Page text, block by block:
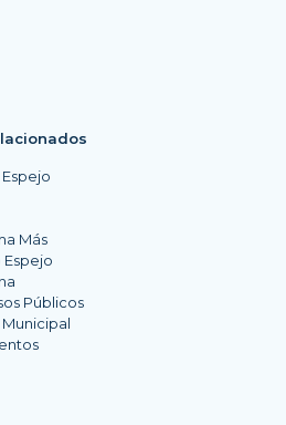
Más
Espejo
Públicos